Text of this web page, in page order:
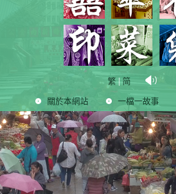
關於本網站 一檔一故事
繁|简